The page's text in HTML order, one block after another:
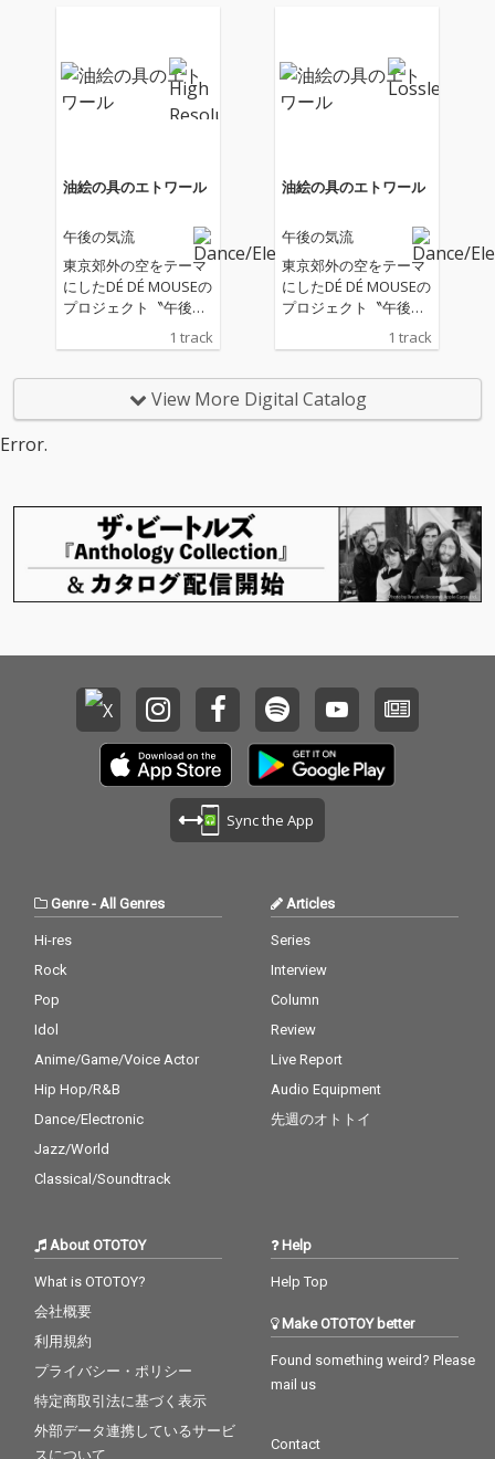
の2ndアルバム「星月
にかかる雲」を Chill ＆
Life Community〝Lone
冬の冷たい空気と、ひ
とりでいる時間の静け
Lo-Fiサウンドで描か
れ、夜の思考や感情の
揺らぎをそっとすくい
上げるこの季節にこそ
ている。 先行曲で提示
的な和声感と、滲むよ
うなピアノの響きはア
かに紡いでいく。 「考
え事」「きっと叶うは
ず」「星月にかかる
雲」といった楽曲タイ
トルが示すように、ド
に、リスナーの日常と
所”を提示する作品であ
る。 寒い季節にこそ寄
り添う、静かで内省的
な季節そのものを詰め
込んだ2ndアルバムで
ある。 〝DÉ DÉ MOUS
E〟はプロデューサー/
ットアップの手法とキ
ャッチ―で不思議なメ
ロディ/和音構成で国内
ロワーを生み出し続け
を、 2024年にはRefeel
dとのコラボEP「River
side Girl」をリリース
し多数のプレイリスト
に選出され話題を呼ん
新プロジェクト〝午後
iとRefeeldとのコラボ
らリリースするなど今
なお最前線で活発的に
リースを重ねている。
アートワークは漫画家/
イラストレーターの大
島智子が担当し、 星月
下、街の外れでひとり
の2ndアルバム「星月
にかかる雲」を Chill ＆
Life Community〝Lone
冬の冷たい空気と、ひ
とりでいる時間の静け
Lo-Fiサウンドで描か
れ、夜の思考や感情の
揺らぎをそっとすくい
上げるこの季節にこそ
ている。 先行曲で提示
的な和声感と、滲むよ
うなピアノの響きはア
かに紡いでいく。 「考
え事」「きっと叶うは
ず」「星月にかかる
雲」といった楽曲タイ
トルが示すように、ド
に、リスナーの日常と
所”を提示する作品であ
る。 寒い季節にこそ寄
り添う、静かで内省的
な季節そのものを詰め
込んだ2ndアルバムで
ある。 〝DÉ DÉ MOUS
E〟はプロデューサー/
ットアップの手法とキ
ャッチ―で不思議なメ
ロディ/和音構成で国内
ロワーを生み出し続け
ている。 2023年 maes
EP「Sparkler Girl」
を、 2024年にはRefeel
dとのコラボEP「River
side Girl」をリリース
し多数のプレイリスト
iとRefeeldとのコラボ
らリリースするなど今
なお最前線で活発的に
リースを重ねている。
アートワークは漫画家/
イラストレーターの大
島智子が担当し、 星月
下、街の外れでひとり
油絵の具のエトワール
午後の気流
東京郊外の空をテーマ
にしたDÉ DÉ MOUSEの
プロジェクト〝午後の
気流〟 前回のEPから続
き夜の多摩センターが
完成し、都市と自然の
あいだにある”郊外”と
munity〝Lonely Girl〟
よりリリースする。 冬
の夜の冷たい空気やひ
とりきりの静けさをそ
のまま音に封じ込めた
を中心に構築されたLo-
Fiインストゥルメンタ
ル。 全体に漂うのは決
して寂しさだけではな
い。 孤独を受け入れ、
静かに抱え込むような
落ち着きと、どこか美
しさを伴った冷たさが
感のように静かに寄り
添うLo-Fiビートは、 ま
るで雪明かりに照らさ
夜中の住宅地を散策し
〝DÉ DÉ MOUSE〟はプ
ロデューサー/キーボー
そのメロディカットア
ップの手法とキャッチ
―で不思議なメロディ/
和音構成で 国内外問わ
る。 2023年 maeshim
a soshiとのコラボEP
2024年にはRefeeldと
のコラボEP「Riversid
数のプレイリストに選
出され話題を呼んだ。
さらに2025年には新プ
ロジェクト〝午後の気
1 track
油絵の具のエトワール
午後の気流
東京郊外の空をテーマ
にしたDÉ DÉ MOUSEの
プロジェクト〝午後の
気流〟 前回のEPから続
き夜の多摩センターが
完成し、都市と自然の
あいだにある”郊外”と
munity〝Lonely Girl〟
よりリリースする。 冬
の夜の冷たい空気やひ
とりきりの静けさをそ
のまま音に封じ込めた
を中心に構築されたLo-
Fiインストゥルメンタ
ル。 全体に漂うのは決
して寂しさだけではな
い。 孤独を受け入れ、
静かに抱え込むような
落ち着きと、どこか美
しさを伴った冷たさが
感のように静かに寄り
添うLo-Fiビートは、 ま
るで雪明かりに照らさ
夜中の住宅地を散策し
ているかのような孤独
と静寂を美しく描き出
〝DÉ DÉ MOUSE〟はプ
ロデューサー/キーボー
そのメロディカットア
る。 2023年 maeshim
a soshiとのコラボEP
「Sparkler Girl」を、
2024年にはRefeeldと
のコラボEP「Riversid
e Girl」をリリースし多
数のプレイリストに選
ロジェクト〝午後の気
1 track
View More Digital Catalog
Error.
Sync the App
Genre- All Genres
Hi-res
Rock
Pop
Idol
Anime/Game/Voice Actor
Hip Hop/R&B
Dance/Electronic
Jazz/World
Classical/Soundtrack
Articles
Series
Interview
Column
Review
Live Report
Audio Equipment
先週のオトトイ
About OTOTOY
What is OTOTOY?
会社概要
利用規約
プライバシー・ポリシー
特定商取引法に基づく表示
外部データ連携しているサービ
スについて
Help
Help Top
Make OTOTOY better
Found something weird? Please
mail us
Contact